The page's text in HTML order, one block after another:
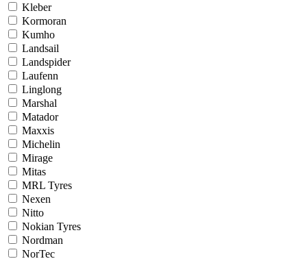
Kleber
Kormoran
Kumho
Landsail
Landspider
Laufenn
Linglong
Marshal
Matador
Maxxis
Michelin
Mirage
Mitas
MRL Tyres
Nexen
Nitto
Nokian Tyres
Nordman
NorTec